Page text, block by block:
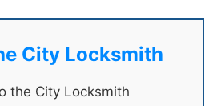
City Locksmith